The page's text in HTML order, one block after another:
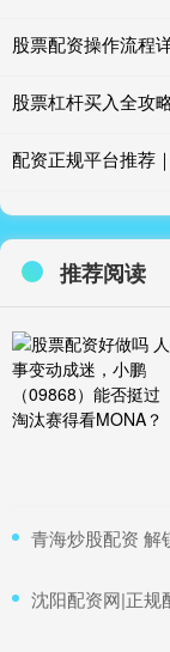
股票配资操作流程
股票杠杆买入全攻
配资正规平台推荐
推荐阅读
青海炒股配资 解
沈阳配资网|正规